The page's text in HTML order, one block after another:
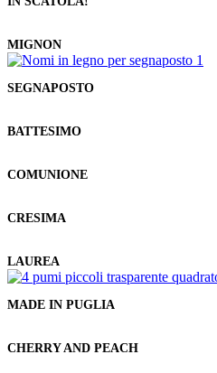
MIGNON
SEGNAPOSTO
BATTESIMO
COMUNIONE
CRESIMA
LAUREA
MADE IN PUGLIA
CHERRY AND PEACH